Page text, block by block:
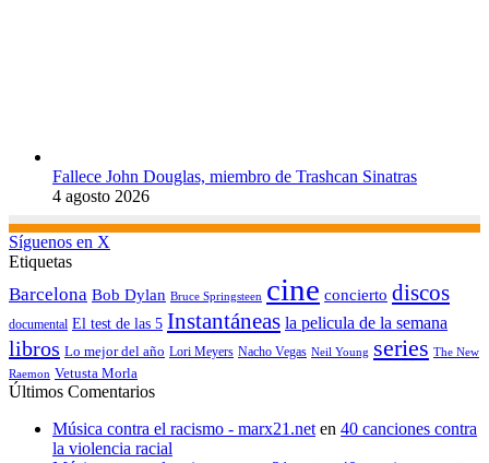
Fallece John Douglas, miembro de Trashcan Sinatras
4 agosto 2026
Síguenos en X
Etiquetas
Barcelona Bob Dylan Bruce Springsteen cine concierto discos
documental El test de las 5 Instantáneas la pelicula de la semana
libros Lo mejor del año Lori Meyers Nacho Vegas Neil Young series The New
Raemon Vetusta Morla
Últimos Comentarios
Música contra el racismo - marx21.neten 40 canciones contra
la violencia racial